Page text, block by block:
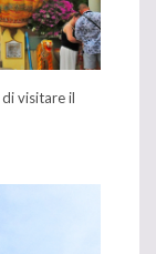
visitare il